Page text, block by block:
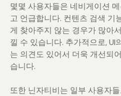
몇몇 사용자들은 네비게이션
고 언급합니다. 컨텐츠 검색 기
게 찾아주지 않는 경우가 많아
낄 수 있습니다. 추가적으로,
는 의견도 있어서 더욱 개선되
습니다.
또한 닌자티비는 일부 사용자